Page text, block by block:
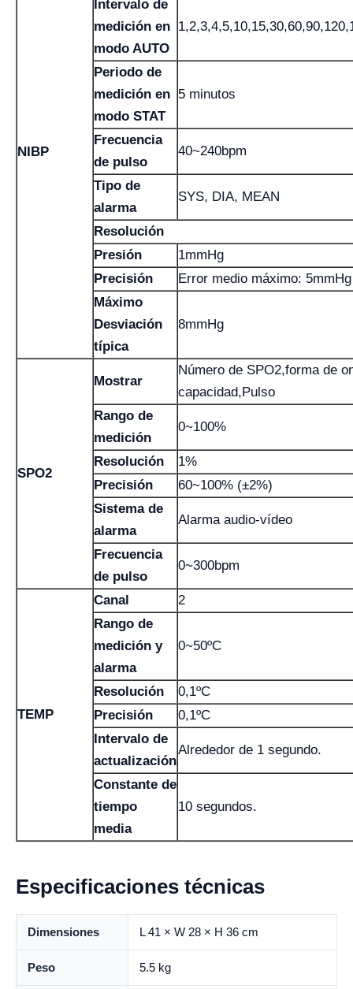
NIBP
Intervalo de
medición en
modo AUTO
Periodo de
medición en
modo STAT
5 minutos
Frecuencia
de pulso
40~240bpm
Tipo de
alarma
SYS, DIA, MEAN
Resolución
Presión
1mmHg
Precisión
Error medio máximo: 5mmHg
Máximo
Desviación
típica
8mmHg
SPO2
Mostrar
Número de SPO2,forma de
capacidad,Pulso
Rango de
medición
0~100%
Resolución
1%
Precisión
60~100% (±2%)
Sistema de
alarma
Alarma audio-vídeo
Frecuencia
de pulso
0~300bpm
TEMP
Canal
2
Rango de
medición y
alarma
0~50ºC
Resolución
0,1ºC
Precisión
0,1ºC
Intervalo de
actualización
Alrededor de 1 segundo.
Constante de
tiempo
media
10 segundos.
Especificaciones técnicas
Dimensiones L 41 × W 28 × H 36 cm
Peso 5.5 kg